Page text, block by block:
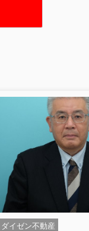
、基礎知識から
のチェック、契
具体的な行動に
ダイゼン不動産